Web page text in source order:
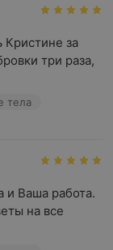
Кристине за
три раза,
тела
и Ваша работа.
на все